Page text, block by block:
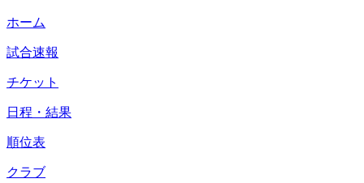
ホーム
試合速報
チケット
日程・結果
順位表
クラブ